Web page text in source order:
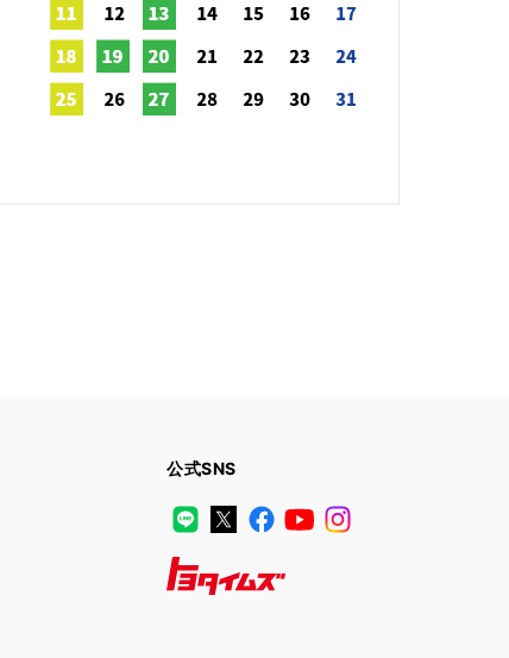
公式SNS
LINE
X FacebookYouTube